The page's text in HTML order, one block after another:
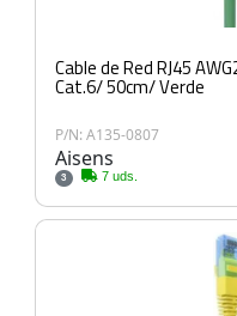
Cable de Red RJ45
Cat.6/ 50cm/ Verde
P/N: A135-0807
Aisens
3 7 uds.